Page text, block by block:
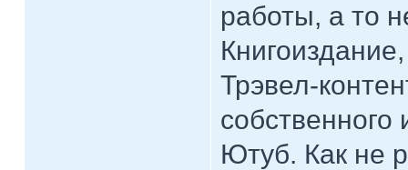
работы, а то
Книгоиздание,
Трэвел-
собственного
Ютуб. Как не